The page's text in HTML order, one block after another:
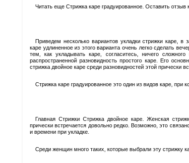
Читать еще Стрижка каре градуированное. Оставить отзыв
Приведем несколько вариантов укладки стрижки каре, в
каре удлиненное из этого варианта очень легко сделать
тем, как укладывать каре, согласитесь, ничего
распространенной разновидность простого каре. Его
стрижка двойное каре среди разновидностей этой прически
Стрижка каре градуированное это один из видов каре, при
Главная Cтрижки Стрижка двойное каре. Женская
прически встречается довольно редко. Возможно, это
и времени при укладке.
Среди женщин много таких, которые выбрали эту стрижку